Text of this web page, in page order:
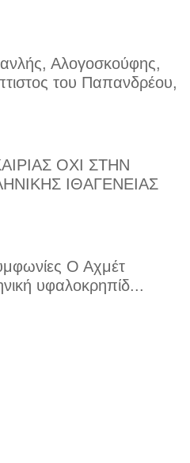
Αλογοσκούφης,
του Παπανδρέου,
ΟΧΙ ΣΤΗΝ
ΙΘΑΓΕΝΕΙΑΣ
Ο Αχμέτ
υφαλοκρηπίδ...